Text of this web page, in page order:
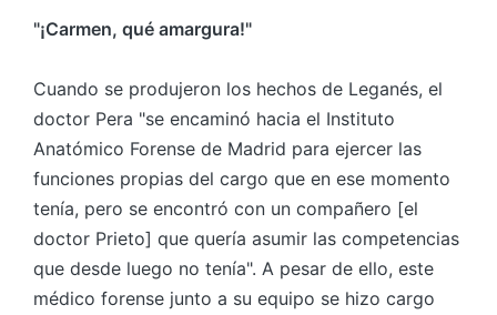
"¡Carmen, qué amargura!"
Cuando se produjeron los hechos de Leganés, el
doctor Pera "se encaminó hacia el Instituto
Anatómico Forense de Madrid para ejercer las
funciones propias del cargo que en ese momento
tenía, pero se encontró con un compañero [el
doctor Prieto] que quería asumir las competencias
que desde luego no tenía". A pesar de ello, este
médico forense junto a su equipo se hizo cargo